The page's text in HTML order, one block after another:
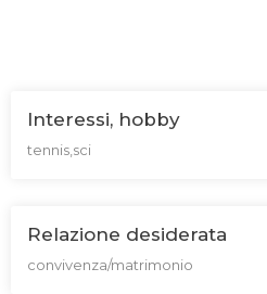
Interessi, hobby
tennis,sci
Relazione desiderata
convivenza/matrimonio